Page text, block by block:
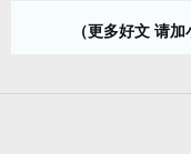
（更多好文 请